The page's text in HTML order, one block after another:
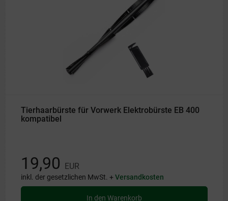
Tierhaarbürste für Vorwerk Elektrobürste EB 400
kompatibel
19,90 EUR
inkl. der gesetzlichen MwSt. +Versandkosten
In den Warenkorb